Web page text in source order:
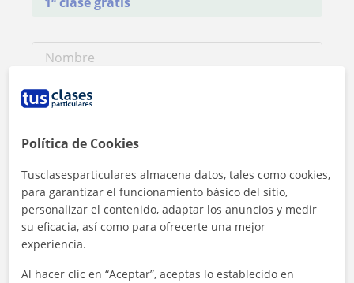
Al hacer clic, aceptas nuestroaviso legaly deprivacidad
Política de Cookies
Tusclasesparticulares almacena datos, tales como cookies,
para garantizar el funcionamiento básico del sitio,
personalizar el contenido, adaptar los anuncios y medir
su eficacia, así como para ofrecerte una mejor
experiencia.
Al hacer clic en “Aceptar”, aceptas lo establecido en